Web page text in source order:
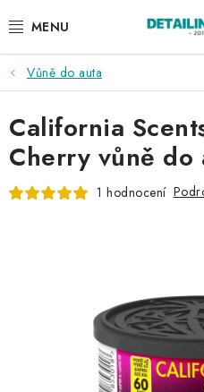
na
AKCE
NOVINKY
EXTERIÉR
DÁRKOVÉ SADY A POUKAZY
Vůně do auta
California
Cherry vůně do
1 hodnocení